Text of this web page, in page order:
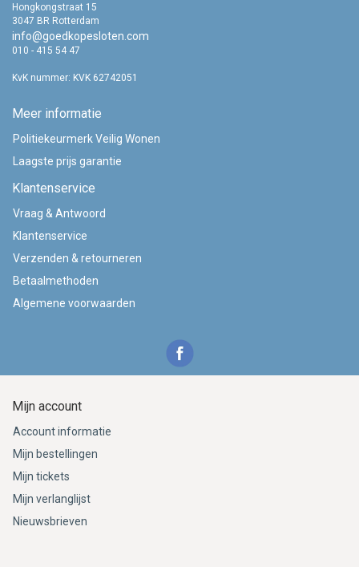
Hongkongstraat 15
3047 BR Rotterdam
info@goedkopesloten.com
010 - 415 54 47
KvK nummer: KVK 62742051
Meer informatie
Politiekeurmerk Veilig Wonen
Laagste prijs garantie
Klantenservice
Vraag & Antwoord
Klantenservice
Verzenden & retourneren
Betaalmethoden
Algemene voorwaarden
Mijn account
Account informatie
Mijn bestellingen
Mijn tickets
Mijn verlanglijst
Nieuwsbrieven